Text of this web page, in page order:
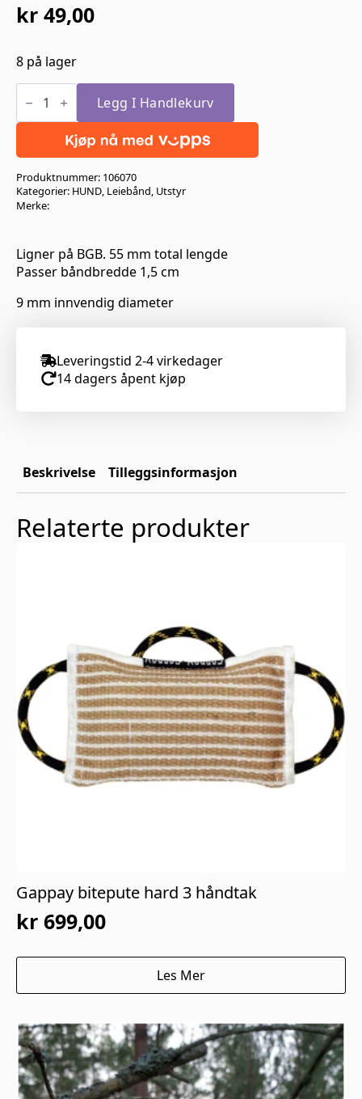
kr 49,00
8 på lager
Alac
Karbin-
ca
antall
Legg I Handlekurv
Produktnummer: 106070
Kategorier: HUND, Leiebånd, Utstyr
Merke:
Ligner på BGB. 55 mm total lengde
Passer båndbredde 1,5 cm
9 mm innvendig diameter
Leveringstid 2-4 virkedager
14 dagers åpent kjøp
Beskrivelse Tilleggsinformasjon
Relaterte produkter
Gappay bitepute hard 3 håndtak
kr 699,00
Les Mer